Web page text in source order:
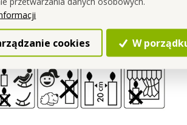
cookies W
szczególną
i ewentualnemu stłuczeniu
samego końca!